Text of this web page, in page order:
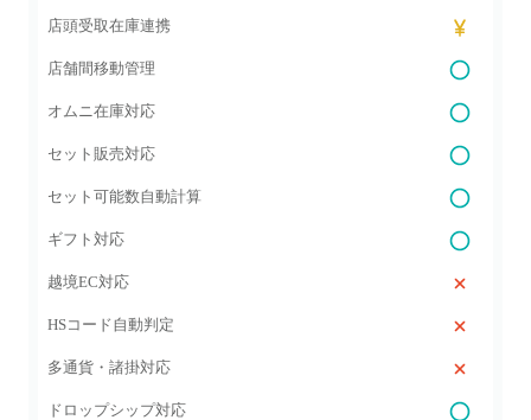
店頭受取在庫連携
店舗間移動管理
オムニ在庫対応
セット販売対応
セット可能数自動計算
ギフト対応
越境EC対応
HSコード自動判定
多通貨・諸掛対応
ドロップシップ対応